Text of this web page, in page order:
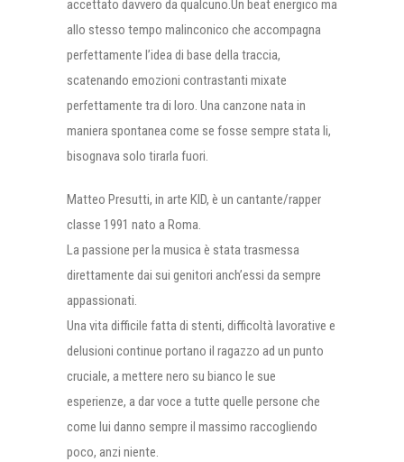
accettato davvero da qualcuno.Un beat energico ma
allo stesso tempo malinconico che accompagna
perfettamente l’idea di base della traccia,
scatenando emozioni contrastanti mixate
perfettamente tra di loro. Una canzone nata in
maniera spontanea come se fosse sempre stata li,
bisognava solo tirarla fuori.
Matteo Presutti, in arte KID, è un cantante/rapper
classe 1991 nato a Roma.
La passione per la musica è stata trasmessa
direttamente dai sui genitori anch’essi da sempre
appassionati.
Una vita difficile fatta di stenti, difficoltà lavorative e
delusioni continue portano il ragazzo ad un punto
cruciale, a mettere nero su bianco le sue
esperienze, a dar voce a tutte quelle persone che
come lui danno sempre il massimo raccogliendo
poco, anzi niente.